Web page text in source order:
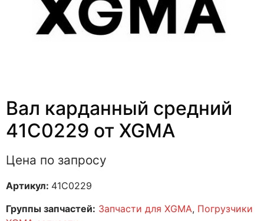
Вал карданный средний
41C0229 от XGMA
Цена по запросу
Артикул: 41C0229
Группы запчастей: Запчасти для XGMA, Погрузчики